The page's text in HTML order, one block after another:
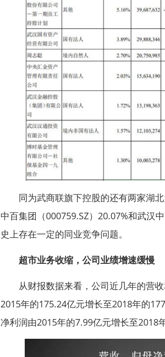
同为武商联旗下控股的还有两家湖北
中百集团 （000759.SZ）20.07%和武汉
史上存在一定的同业竞争问题。
超市业务收缩，公司业绩增速缓慢
从财报数据来看，公司近几年的营收
2015年的175.24亿元增长至2018年的
净利润由2015年的7.99亿元增长至2018